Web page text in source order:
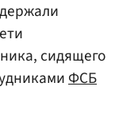
сидящего
ФСБ